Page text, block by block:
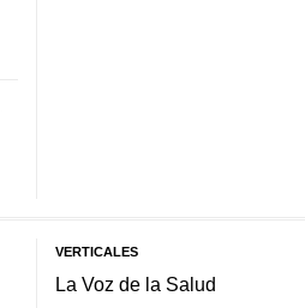
VERTICALES
La Voz de la Salud